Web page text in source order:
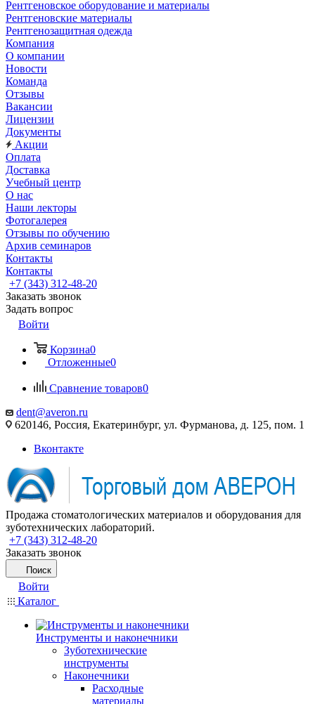
Рентгеновское оборудование и материалы
Рентгеновские материалы
Рентгенозащитная одежда
Компания
О компании
Новости
Команда
Отзывы
Вакансии
Лицензии
Документы
Акции
Оплата
Доставка
Учебный центр
О нас
Наши лекторы
Фотогалерея
Отзывы по обучению
Архив семинаров
Контакты
Контакты
+7 (343) 312-48-20
Заказать звонок
Задать вопрос
Войти
Корзина0
Отложенные0
Сравнение товаров0
dent@averon.ru
620146, Россия, Екатеринбург, ул. Фурманова, д. 125, пом. 1
Вконтакте
Продажа стоматологических материалов и оборудования для
зуботехнических лабораторий.
+7 (343) 312-48-20
Заказать звонок
Поиск
Войти
Каталог
Инструменты и наконечники
Зуботехнические
инструменты
Наконечники
Расходные
материалы